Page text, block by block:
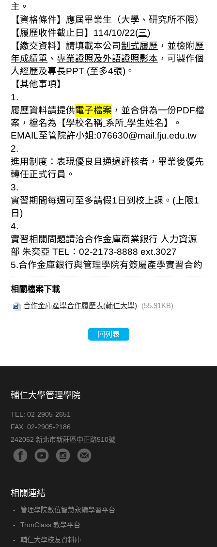
主。
【資格條件】應屆畢業生（大學、研究所不限）
【履歷收件截止日】 114/10/22(三)
【繳交資料】請填載本公司制式履歷 ，並檢附歷
年成績單 、專業證照及外語證照影本 ，可製作個
人經歷及專長PPT (至多4張) 。
【其他事項】
1.
履歷資料請提供電子檔案 ，並合併為一份PDF檔
案，檔名為【學校名稱ˍ系所ˍ學生姓名】。
EMAIL至管院許小姐:076630@mail.fju.edu.tw
2.
進用制度：表現優良且通過評核者，畢業後優先
轉任正式行員。
3.
實習期間每週可至多請假1 日到校上課。 (上限1
日)
4.
實習相關問題請洽合作金庫商業銀行 人力資源
部 朱奕亞TEL ：02-2173-8888 ext.3027
5.合作金庫銀行與管理學院有簽屬產學實習合約
相關檔案下載
合作金庫產學合作履歷表(輔仁大學) (55.91KB)
回列表
輔仁大學管理學院
TEL:02-2905-2651
FAX:02-2905-2186
242062 新北市新莊區中正路510號
相關連結
管理學院數位智慧永續學習平台
TronClass 教學平台
輔仁大學校友資料庫